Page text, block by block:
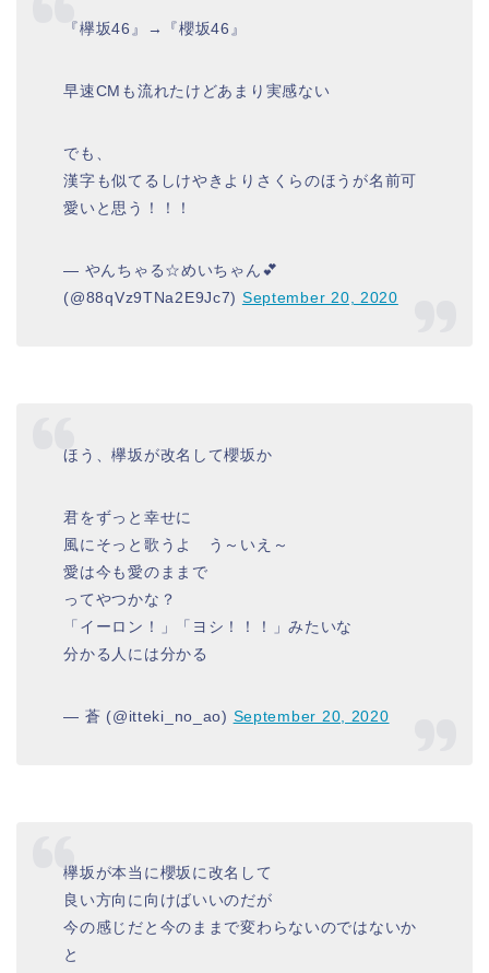
『欅坂46』→『櫻坂46』
早速CMも流れたけどあまり実感ない
でも、
漢字も似てるしけやきよりさくらのほうが名前可
愛いと思う！！！
— やんちゃる☆めいちゃん💕
(@88qVz9TNa2E9Jc7) September 20, 2020
ほう、欅坂が改名して櫻坂か
君をずっと幸せに
風にそっと歌うよ う～いえ～
愛は今も愛のままで
ってやつかな？
「イーロン！」「ヨシ！！！」みたいな
分かる人には分かる
— 蒼 (@itteki_no_ao) September 20, 2020
欅坂が本当に櫻坂に改名して
良い方向に向けばいいのだが
今の感じだと今のままで変わらないのではないか
と